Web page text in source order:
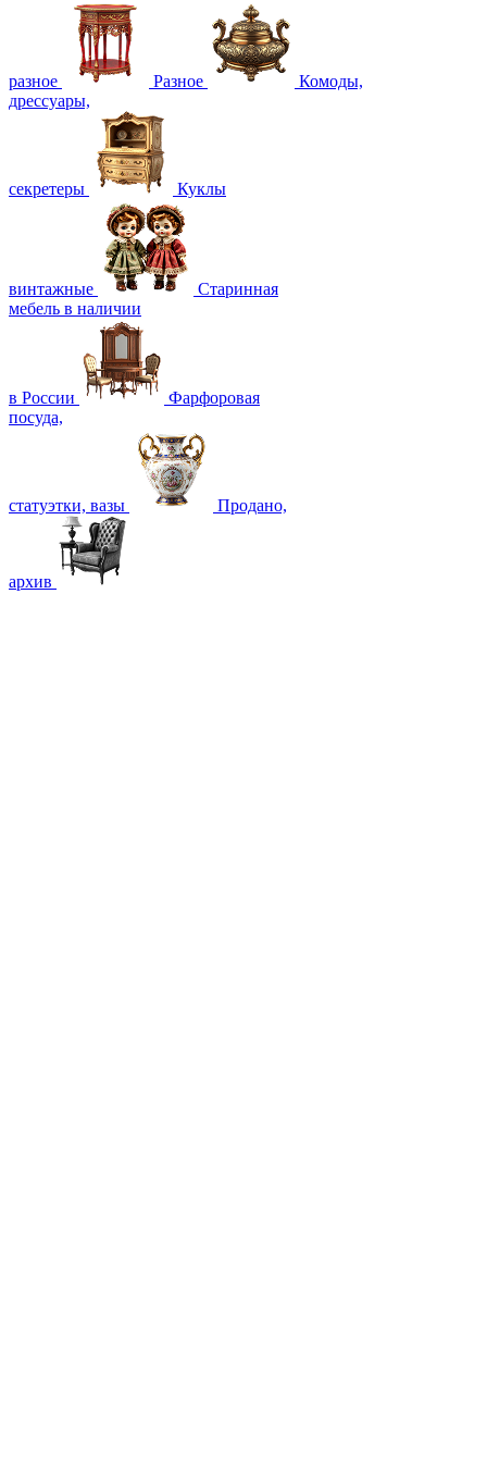
разное Разное
Комоды,
дрессуары,
секретеры Куклы
винтажные
Старинная
мебель в наличии
в России
Фарфоровая
посуда,
статуэтки, вазы Продано,
архив